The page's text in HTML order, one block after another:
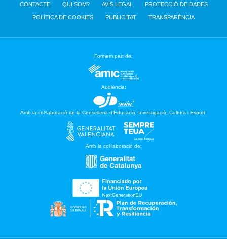
CONTACTE QUI SOM? AVÍS LEGAL PROTECCIÓ DE DADES
POLÍTICA DE COOKIES PUBLICITAT TRANSPARÈNCIA
Formem part de:
Audiència:
Amb la col·laboració de la Conselleria d’Educació, Investigació, Cultura i Esport:
Amb la col·laboració de: